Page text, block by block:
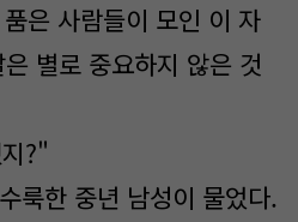
은 사람들이 모인 이 자
별로 중요하지 않은 것
?"
룩한 중년 남성이 물었다.​​​